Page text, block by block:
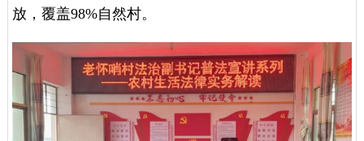
放，覆盖98%自然村。